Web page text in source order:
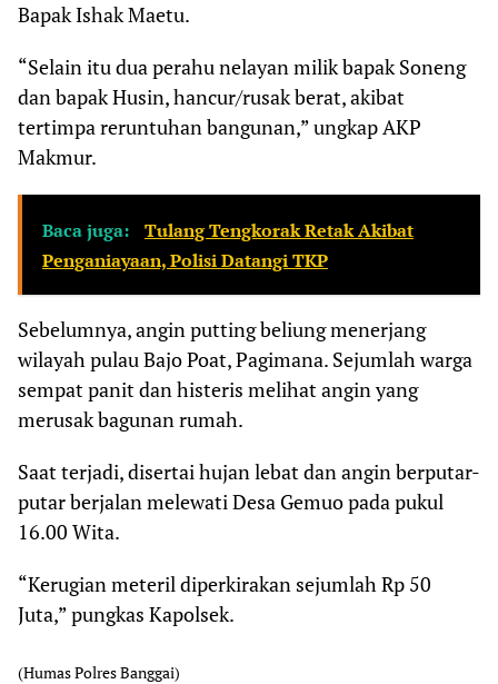
Bapak Ishak Maetu.
“Selain itu dua perahu nelayan milik bapak Soneng
dan bapak Husin, hancur/rusak berat, akibat
tertimpa reruntuhan bangunan,” ungkap AKP
Makmur.
Baca juga:
Tulang Tengkorak Retak Akibat
Penganiayaan, Polisi Datangi TKP
Sebelumnya, angin putting beliung menerjang
wilayah pulau Bajo Poat, Pagimana. Sejumlah warga
sempat panit dan histeris melihat angin yang
merusak bagunan rumah.
Saat terjadi, disertai hujan lebat dan angin berputar-
putar berjalan melewati Desa Gemuo pada pukul
16.00 Wita.
“Kerugian meteril diperkirakan sejumlah Rp 50
Juta,” pungkas Kapolsek.
(Humas Polres Banggai)